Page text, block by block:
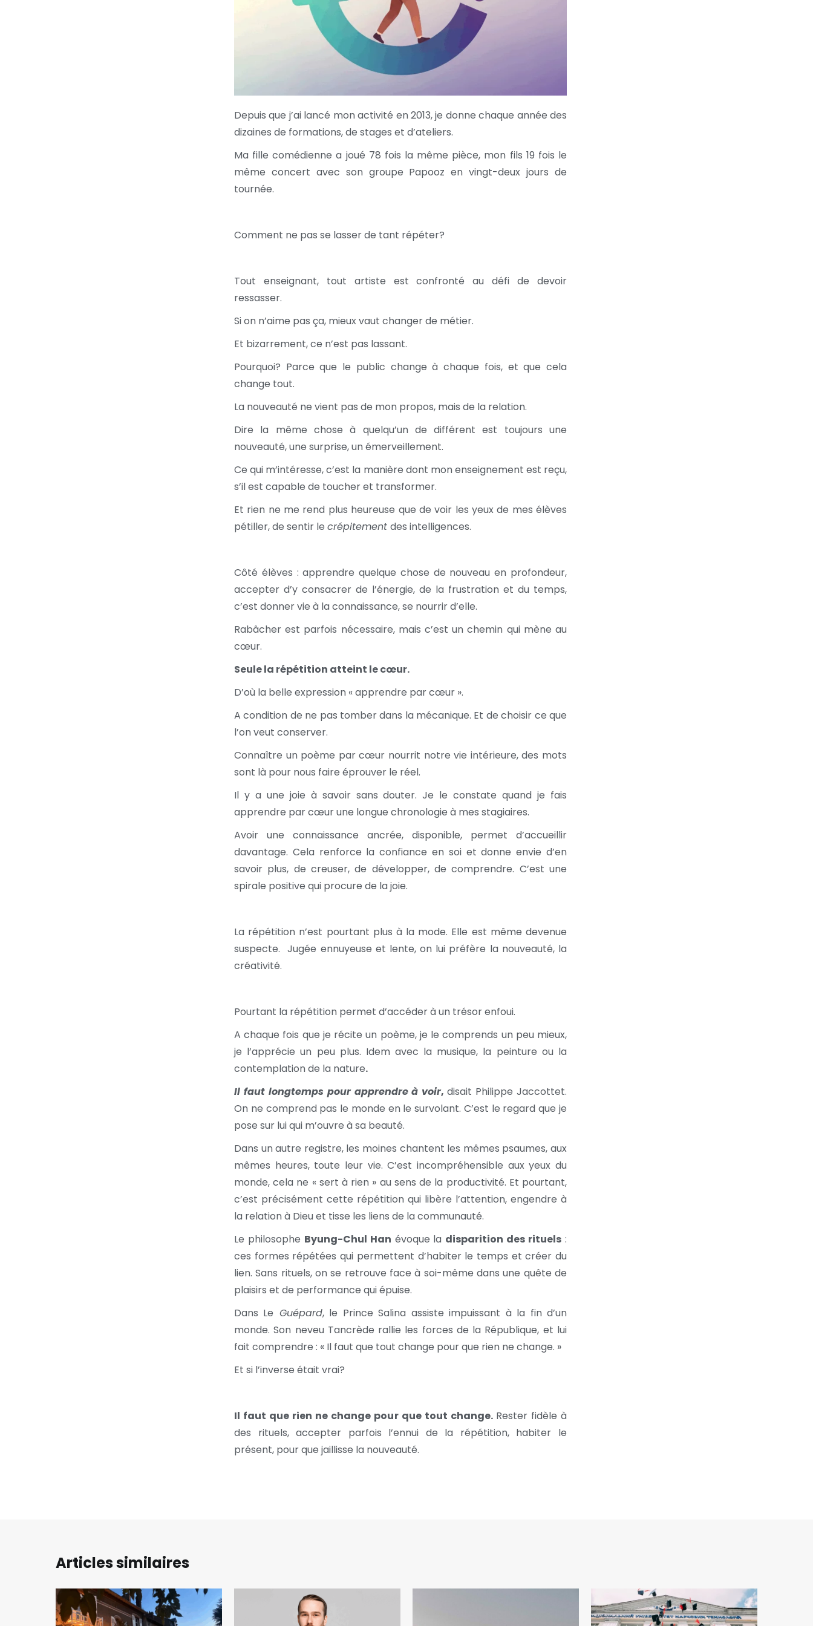
Depuis que j’ai lancé mon activité en 2013, je donne chaque année des
dizaines de formations, de stages et d’ateliers.
Ma fille comédienne a joué 78 fois la même pièce, mon fils 19 fois le
même concert avec son groupe Papooz en vingt-deux jours de
tournée.
Comment ne pas se lasser de tant répéter?
Tout enseignant, tout artiste est confronté au défi de devoir
ressasser.
Si on n’aime pas ça, mieux vaut changer de métier.
Et bizarrement, ce n’est pas lassant.
Pourquoi? Parce que le public change à chaque fois, et que cela
change tout.
La nouveauté ne vient pas de mon propos, mais de la relation.
Dire la même chose à quelqu’un de différent est toujours une
nouveauté, une surprise, un émerveillement.
Ce qui m’intéresse, c’est la manière dont mon enseignement est reçu,
s’il est capable de toucher et transformer.
Et rien ne me rend plus heureuse que de voir les yeux de mes élèves
pétiller, de sentir le crépitement des intelligences.
Côté élèves : apprendre quelque chose de nouveau en profondeur,
accepter d’y consacrer de l’énergie, de la frustration et du temps,
c’est donner vie à la connaissance, se nourrir d’elle.
Rabâcher est parfois nécessaire, mais c’est un chemin qui mène au
cœur.
Seule la répétition atteint le cœur.
D’où la belle expression « apprendre par cœur ».
A condition de ne pas tomber dans la mécanique. Et de choisir ce que
l’on veut conserver.
Connaître un poème par cœur nourrit notre vie intérieure, des mots
sont là pour nous faire éprouver le réel.
Il y a une joie à savoir sans douter. Je le constate quand je fais
apprendre par cœur une longue chronologie à mes stagiaires.
Avoir une connaissance ancrée, disponible, permet d’accueillir
davantage. Cela renforce la confiance en soi et donne envie d’en
savoir plus, de creuser, de développer, de comprendre. C’est une
spirale positive qui procure de la joie.
La répétition n’est pourtant plus à la mode. Elle est même devenue
suspecte. Jugée ennuyeuse et lente, on lui préfère la nouveauté, la
créativité.
Pourtant la répétition permet d’accéder à un trésor enfoui.
A chaque fois que je récite un poème, je le comprends un peu mieux,
je l’apprécie un peu plus. Idem avec la musique, la peinture ou la
contemplation de la nature.
Il faut longtemps pour apprendre à voir,disait Philippe Jaccottet.
On ne comprend pas le monde en le survolant. C’est le regard que je
pose sur lui qui m’ouvre à sa beauté.
Dans un autre registre, les moines chantent les mêmes psaumes, aux
mêmes heures, toute leur vie. C’est incompréhensible aux yeux du
monde, cela ne « sert à rien » au sens de la productivité. Et pourtant,
c’est précisément cette répétition qui libère l’attention, engendre à
la relation à Dieu et tisse les liens de la communauté.
Le philosophe Byung-Chul Han évoque la disparition des rituels :
ces formes répétées qui permettent d’habiter le temps et créer du
lien. Sans rituels, on se retrouve face à soi-même dans une quête de
plaisirs et de performance qui épuise.
Dans Le Guépard, le Prince Salina assiste impuissant à la fin d’un
monde. Son neveu Tancrède rallie les forces de la République, et lui
fait comprendre : « Il faut que tout change pour que rien ne change. »
Et si l’inverse était vrai?
Il faut que rien ne change pour que tout change. Rester fidèle à
des rituels, accepter parfois l’ennui de la répétition, habiter le
présent, pour que jaillisse la nouveauté.
Articles similaires